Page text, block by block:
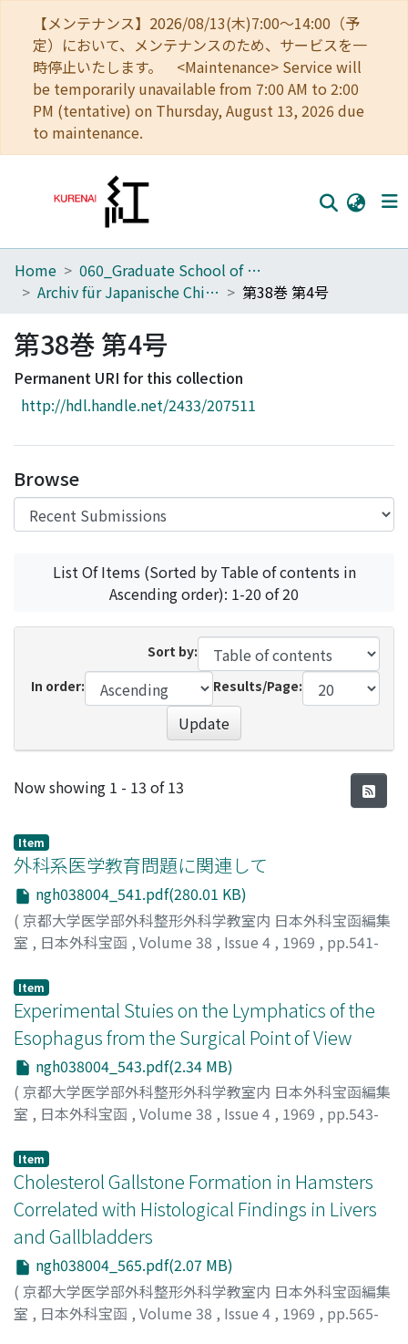
【メンテナンス】2026/08/13(木)7:00～14:00（予
定）において、メンテナンスのため、サービスを一
時停止いたします。 <Maintenance> Service will
be temporarily unavailable from 7:00 AM to 2:00
PM (tentative) on Thursday, August 13, 2026 due
to maintenance.
Home
Browse
Download Ranking
Access Statistics
Home
060_Graduate School of Medicine
Archiv für Japanische Chirurgie
第38巻 第4号
第38巻 第4号
Permanent URI for this collection
http://hdl.handle.net/2433/207511
Browse
List Of Items (Sorted by Table of contents in
Ascending order): 1-20 of 20
Sort by:
In order:
Results/Page:
Update
Recent Submissions
Now showing 1 - 13 of 13
Item
外科系医学教育問題に関連して
ngh038004_541.pdf(280.01 KB)
( 京都大学医学部外科整形外科学教室内 日本外科宝函編集
室 , 日本外科宝函 , Volume 38 , Issue 4 , 1969 , pp.541-
香川, 輝正
Item
Experimental Stuies on the Lymphatics of the
Esophagus from the Surgical Point of View
ngh038004_543.pdf(2.34 MB)
( 京都大学医学部外科整形外科学教室内 日本外科宝函編集
室 , 日本外科宝函 , Volume 38 , Issue 4 , 1969 , pp.543-
SHIRAHA, SEI
Item
Cholesterol Gallstone Formation in Hamsters
Correlated with Histological Findings in Livers
and Gallbladders
ngh038004_565.pdf(2.07 MB)
( 京都大学医学部外科整形外科学教室内 日本外科宝函編集
室 , 日本外科宝函 , Volume 38 , Issue 4 , 1969 , pp.565-